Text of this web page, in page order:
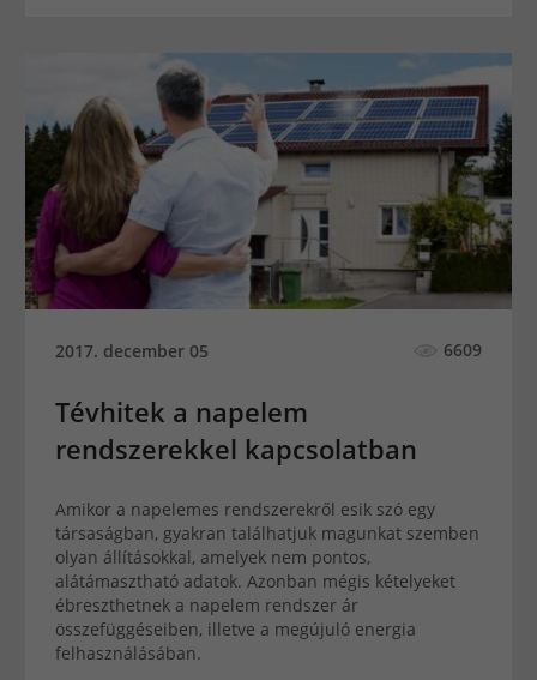
2017. december 05 6609
Tévhitek a napelem
rendszerekkel kapcsolatban
Amikor a napelemes rendszerekről esik szó egy
társaságban, gyakran találhatjuk magunkat szemben
olyan állításokkal, amelyek nem pontos,
alátámasztható adatok. Azonban mégis kételyeket
ébreszthetnek a napelem rendszer ár
összefüggéseiben, illetve a megújuló energia
felhasználásában.